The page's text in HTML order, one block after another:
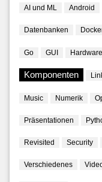
AI und ML Android
Datenbanken
Go GUI Hardware
Komponenten
Music Numerik
Präsentationen
Revisited Security
Verschiedenes